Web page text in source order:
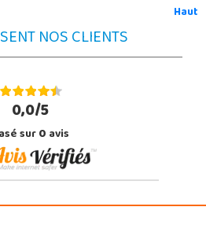
Haut
NOS CLIENTS
0,0/5
sur0avis